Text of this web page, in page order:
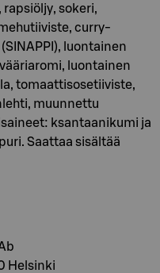
rapsiöljy, sokeri,
curry-
luontainen
luontainen
tomaattisosetiiviste,
muunnettu
ksantaanikumi ja
Saattaa sisältää
Helsinki